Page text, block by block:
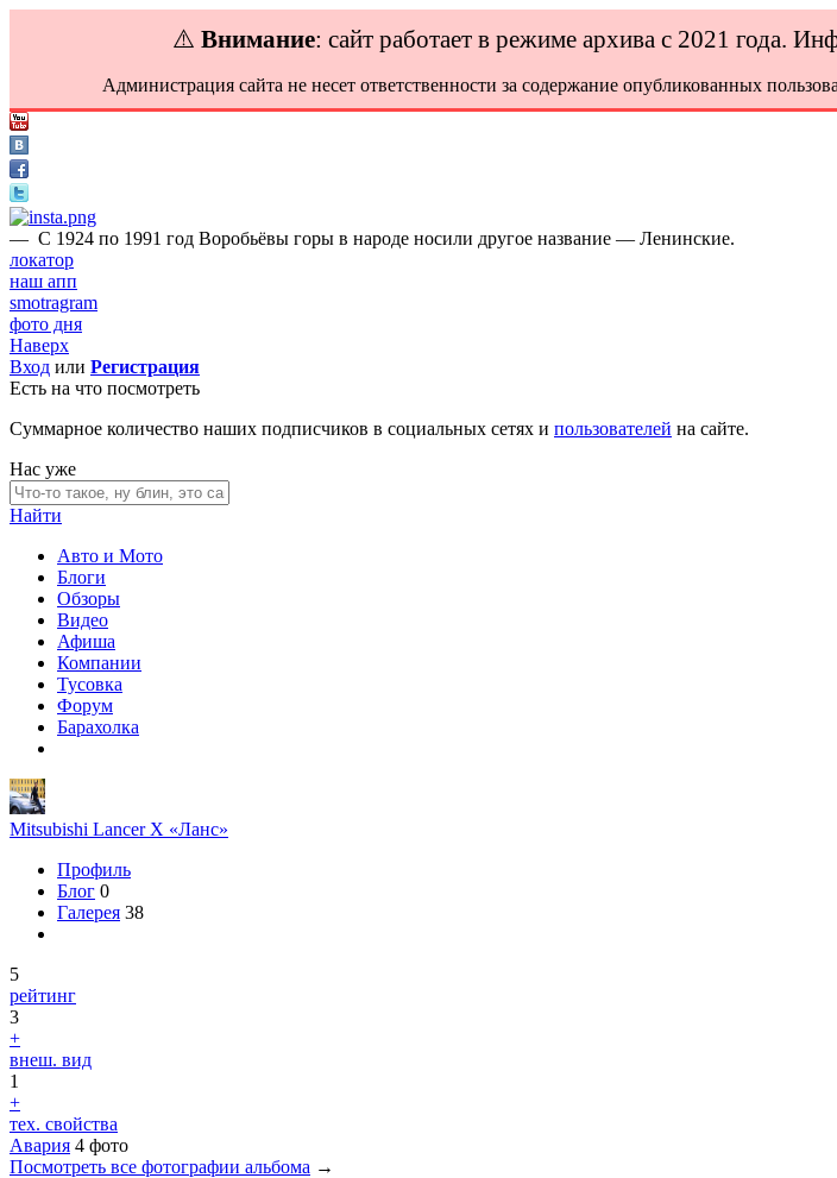
⚠️ Внимание: сайт работает в режиме архива с 2021 года.
Администрация сайта не несет ответственности за содержание опубликованных
— С 1924 по 1991 год Воробьёвы горы в народе носили другое название — Ленинские.
локатор
наш апп
smotragram
фото дня
Наверх
Вход или Регистрация
Есть на что посмотреть
Суммарное количество наших подписчиков в социальных сетях и пользователей на сайте.
Нас уже
Найти
Авто и Мото
Блоги
Обзоры
Видео
Афиша
Компании
Тусовка
Форум
Барахолка
Mitsubishi Lancer X «Ланс»
Профиль
Блог 0
Галерея 38
5
рейтинг
3
+
внеш. вид
1
+
тех. свойства
Авария 4 фото
Посмотреть все фотографии альбома →